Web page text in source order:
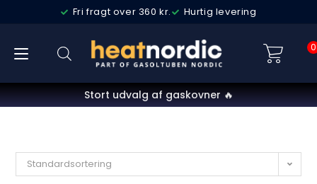
Fri fragt over 360 kr. Hurtig levering
0
Stort udvalg af gaskovner 🔥
Standardsortering